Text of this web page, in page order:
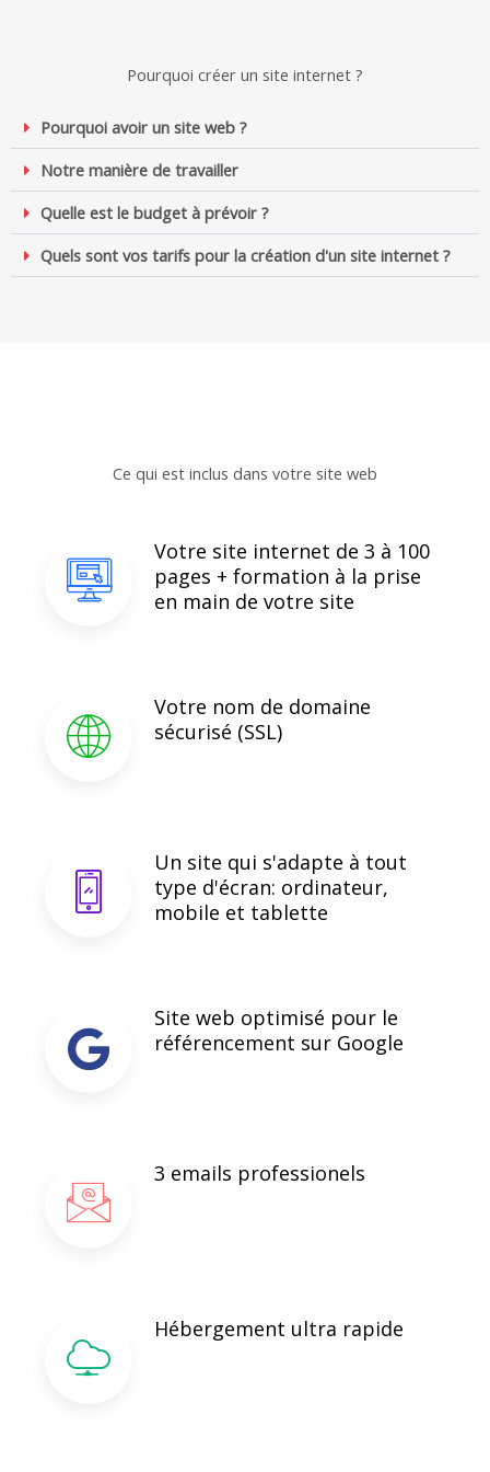
Pourquoi créer un site internet ?
Pourquoi avoir un site web ?
Notre manière de travailler
Quelle est le budget à prévoir ?
Quels sont vos tarifs pour la création d'un site internet ?
Ce qui est inclus dans votre site web
Votre site internet de 3 à 100
pages + formation à la prise
en main de votre site
Votre nom de domaine
sécurisé (SSL)
Un site qui s'adapte à tout
type d'écran: ordinateur,
mobile et tablette
Site web optimisé pour le
référencement sur Google
3 emails professionels
Hébergement ultra rapide